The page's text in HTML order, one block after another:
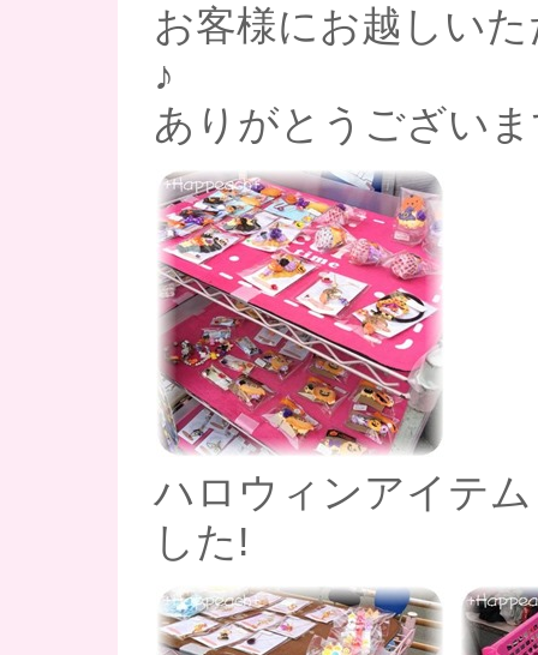
お客様にお越しい
♪
ありがとうござい
ハロウィンアイテ
した!